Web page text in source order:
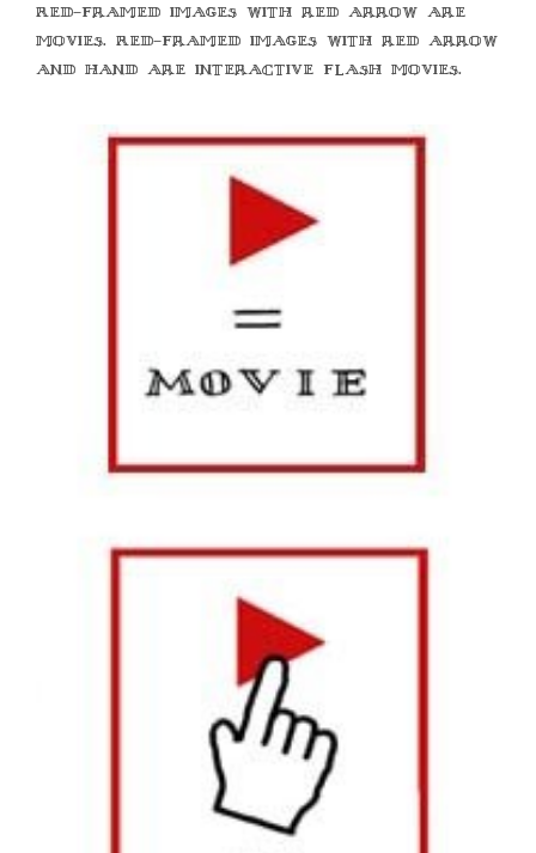
Red-framed images with red arrow are
movies. Red-framed images with red arrow
and hand are interactive flash movies.